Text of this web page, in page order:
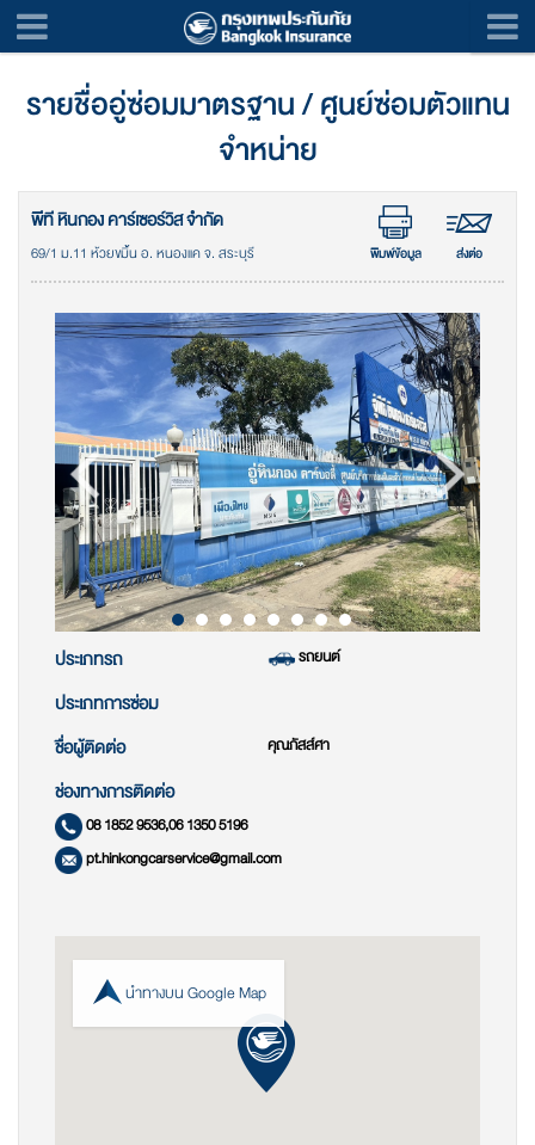
รายชื่ออู่ซ่อมมาตรฐาน / ศูนย์ซ่อมตัวแทน
จำหน่าย
พีที หินกอง คาร์เซอร์วิส จำกัด
69/1 ม.11 ห้วยขมิ้น อ. หนองแค จ. สระบุรี พิมพ์ข้อมูล ส่งต่อ
ประเภทรถ รถยนต์
ประเภทการซ่อม
ชื่อผู้ติดต่อ
คุณภัสส์ศา
ช่องทางการติดต่อ
08 1852 9536,06 1350 5196
pt.hinkongcarservice@gmail.com
นำทางบน Google Map